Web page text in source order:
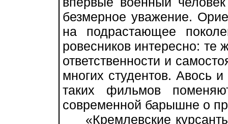
безмерное уважение.
на подрастающее
ровесников интересно: те
ответственности и
многих студентов. Авось
таких фильмов
современной барышне о
«Кремлевские